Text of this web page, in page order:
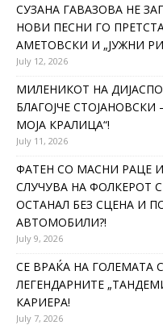
СУЗАНА ГАВАЗОВА НЕ
НОВИ ПЕСНИ ГО
АМЕТОВСКИ И „ЈУЖНИ
July 12, 2026
МИЛЕНИКОТ НА
БЛАГОЈЧЕ
МОЈА КРАЛИЦА“!
July 11, 2026
ФАТЕН СО МАСНИ РАЦЕ
СЛУЧУВА НА ФОЛКЕРОТ
ОСТАНАЛ БЕЗ СЦЕНА И
АВТОМОБИЛИ?!
July 9, 2026
СЕ ВРАЌА НА ГОЛЕМАТА
ЛЕГЕНДАРНИТЕ
КАРИЕРА!
July 7, 2026